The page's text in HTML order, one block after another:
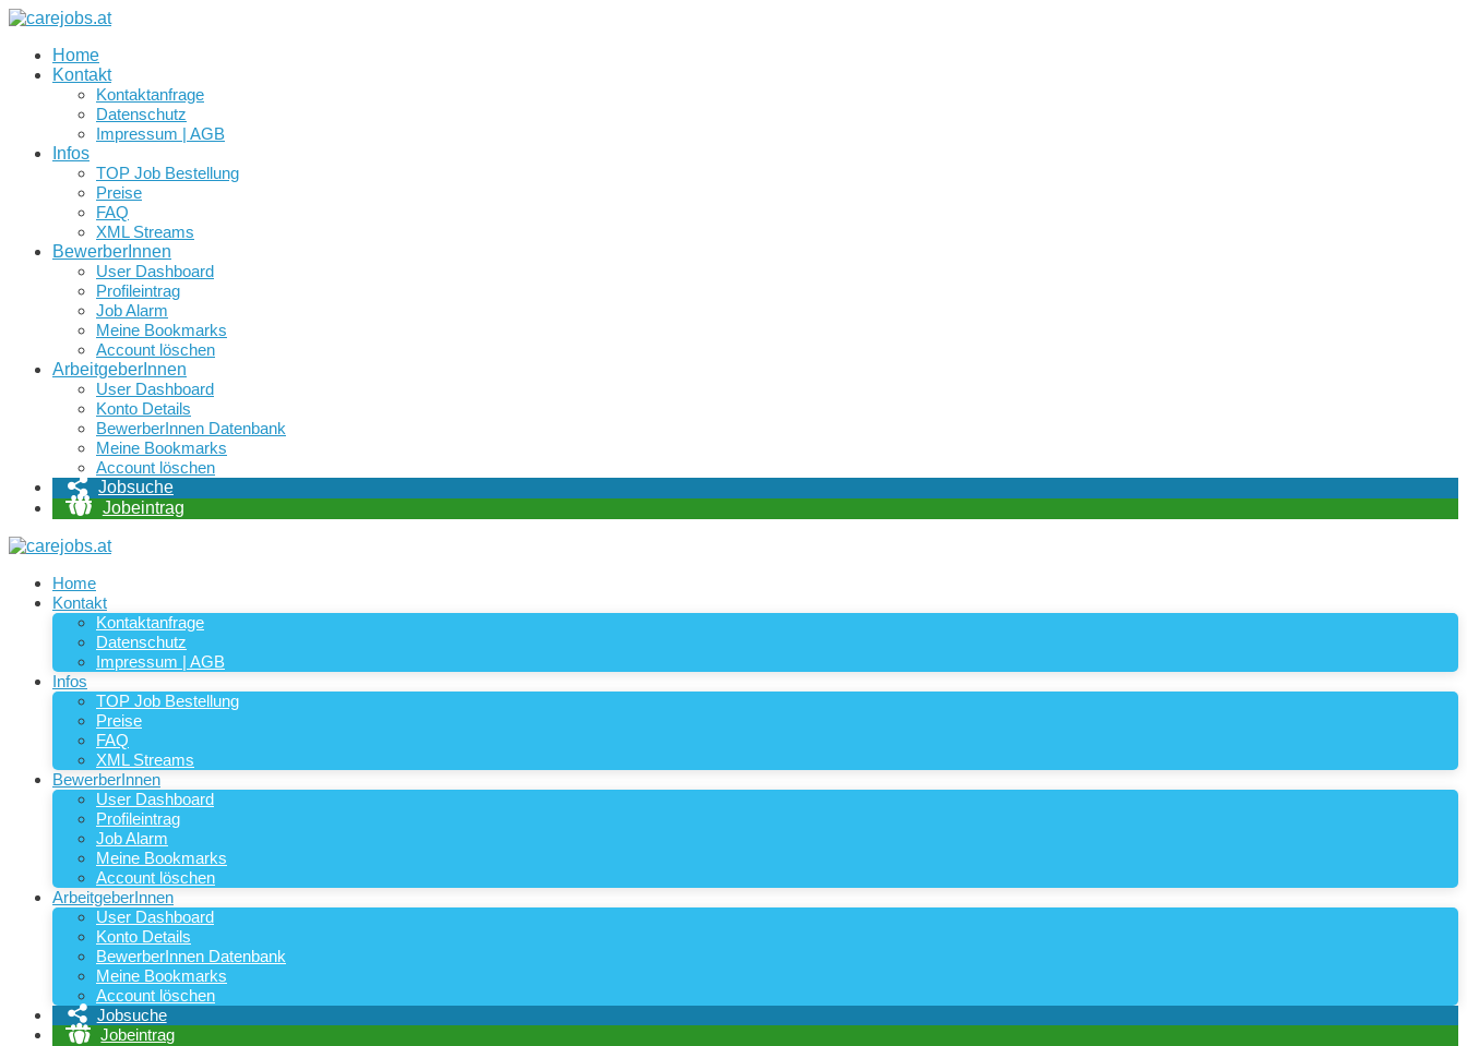
Home
Kontakt
Kontaktanfrage
Datenschutz
Impressum | AGB
Infos
TOP Job Bestellung
Preise
FAQ
XML Streams
BewerberInnen
User Dashboard
Profileintrag
Job Alarm
Meine Bookmarks
Account löschen
ArbeitgeberInnen
User Dashboard
Konto Details
BewerberInnen Datenbank
Meine Bookmarks
Account löschen
Jobsuche
Jobeintrag
Home
Kontakt
Kontaktanfrage
Datenschutz
Impressum | AGB
Infos
TOP Job Bestellung
Preise
FAQ
XML Streams
BewerberInnen
User Dashboard
Profileintrag
Job Alarm
Meine Bookmarks
Account löschen
ArbeitgeberInnen
User Dashboard
Konto Details
BewerberInnen Datenbank
Meine Bookmarks
Account löschen
Jobsuche
Jobeintrag